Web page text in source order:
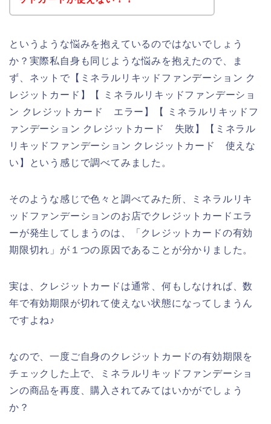
というような悩みを抱えているのではないでしょう
か？実際私自身も同じような悩みを抱えたので、ま
ず、ネットで【ミネラルリキッドファンデーション ク
レジットカード】【 ミネラルリキッドファンデーショ
ン クレジットカード エラー】【 ミネラルリキッドフ
ァンデーション クレジットカード 失敗】【ミネラル
リキッドファンデーション クレジットカード 使えな
い】という感じで調べてみました。
そのような感じで色々と調べてみた所、ミネラルリキ
ッドファンデーションのお店でクレジットカードエラ
ーが発生してしまうのは、「クレジットカードの有効
期限切れ」が１つの原因であることが分かりました。
実は、クレジットカードは通常、何もしなければ、数
年で有効期限が切れて使えない状態になってしまうん
ですよね♪
なので、一度ご自身のクレジットカードの有効期限を
チェックした上で、ミネラルリキッドファンデーショ
ンの商品を再度、購入されてみてはいかがでしょう
か？